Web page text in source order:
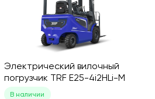
Электрический вилочный
погрузчик TRF E25-4i2HLi-M
В наличии